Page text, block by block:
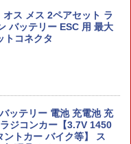
ト ガトリングガン ゴム
の銃 かなづちで組み立
み工作 木工 無垢の木 杉
親子で作る 自然の木
ン GT-R (スカイライン
予約商品】S.H.フィギ
子 「攻殻機動隊」
の大図鑑アドバンス プ
ニジイロクワガタ ディス
セット 全5種セット
ガン用キャップ火薬 M.
エロー 100発入り 発火キ
モデルガン発火用火薬
弾 モデルガン用火薬
1位】【 MAG 製】 東
ス メス 2ペアセット ラ
バッテリー ESC 用 最大
トコネクタ
ッテリー 電池 充電池 充
ジコンカー【3.7V 1450
トカー バイク等】 ス